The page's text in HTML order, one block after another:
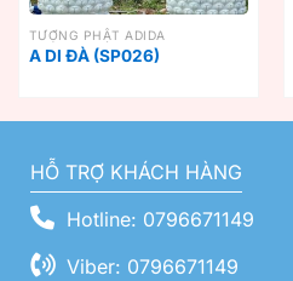
TƯỢNG PHẬT ADIDA
A DI ĐÀ (SP026)
HỖ TRỢ KHÁCH HÀNG
Hotline: 0796671149
Viber: 0796671149